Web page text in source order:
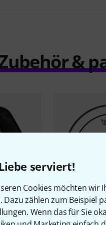
serviert!
Cookies möchten wir
Dazu zählen zum Beispiel
Wenn das für Sie
&